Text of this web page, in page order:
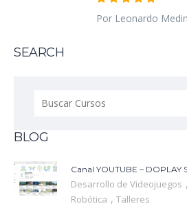
Por Leonardo
SEARCH
Buscar:
BLOG
Canal YOUTUBE – DOPLAY
Desarrollo de Videojuegos ,
Robótica , Talleres